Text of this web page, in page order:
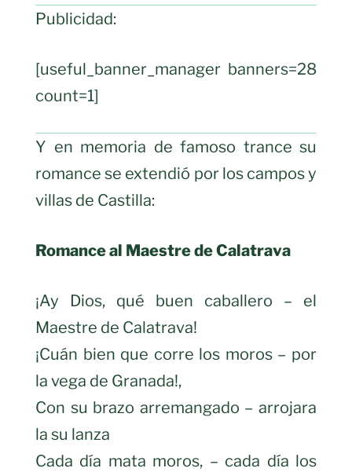
Publicidad:
[useful_banner_manager banners=28
count=1]
Y en memoria de famoso trance su
romance se extendió por los campos y
villas de Castilla:
Romance al Maestre de Calatrava
¡Ay Dios, qué buen caballero – el
Maestre de Calatrava!
¡Cuán bien que corre los moros – por
la vega de Granada!,
Con su brazo arremangado – arrojara
la su lanza
Cada día mata moros, – cada día los